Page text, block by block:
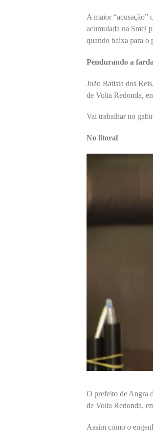
A maior “acusação”
acumulada na Smel
quando baixa para o
Pendurando a farda
João Batista dos
de Volta Redonda,
Vai trabalhar no
No litoral
O prefeito de Angra
de Volta Redonda,
Assim como o